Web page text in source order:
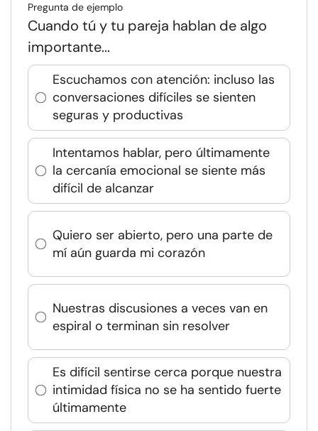
Pregunta de ejemplo
Cuando tú y tu pareja hablan de algo
importante...
Escuchamos con atención: incluso las
conversaciones difíciles se sienten
seguras y productivas
Intentamos hablar, pero últimamente
la cercanía emocional se siente más
difícil de alcanzar
Quiero ser abierto, pero una parte de
mí aún guarda mi corazón
Nuestras discusiones a veces van en
espiral o terminan sin resolver
Es difícil sentirse cerca porque nuestra
intimidad física no se ha sentido fuerte
últimamente